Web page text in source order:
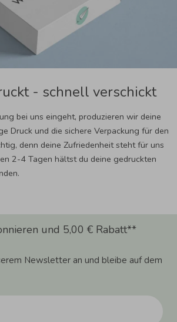
- schnell verschickt
bei uns eingeht, produzieren wir deine
Druck und die sichere Verpackung für den
denn deine Zufriedenheit steht für uns
2-4 Tagen hältst du deine gedruckten
und 5,00 € Rabatt**
Newsletter an und bleibe auf dem